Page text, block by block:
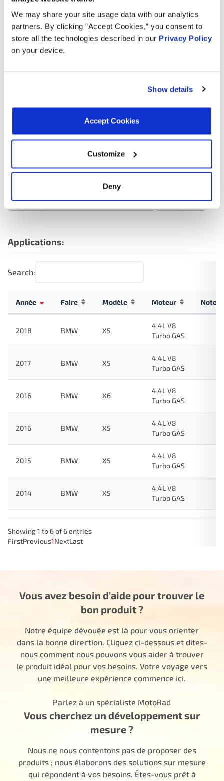
We may share your site usage data with our analytics
partners. By clicking “Accept Cookies,” you consent to
store all the technologies described in our Privacy Policy
on your device.
Show details
Accept Cookies
Customize
Deny
Quantité d'Orifices de Tuyau:
Matériel de montage inclus:Non
Diamètre Extérieur Port 1:0.81 po
Diamètre Extérieur Port 1:20.57 mm
Genre de connecteur:
Quantité de connecteur:
Échangeurs:
BMW 13907636169
IMPORT DIRECT IGNITION 42-00992
MOTORAD CAPS - EVAP EVP0377
SMP (STANDARD MOTOR PRODUCTS) CP882
WVE 2M1567
Applications:
Search:
Année Faire Modèle Moteur Note
2018 BMW X5
4.4L V8
Turbo GAS
2017 BMW X5
4.4L V8
Turbo GAS
2016 BMW X6
4.4L V8
Turbo GAS
2016 BMW X5
4.4L V8
Turbo GAS
2015 BMW X5
4.4L V8
Turbo GAS
2014 BMW X5
4.4L V8
Turbo GAS
Showing 1 to 6 of 6 entries
FirstPrevious1NextLast
Vous avez besoin d’aide pour trouver le
bon produit ?
Notre équipe dévouée est là pour vous orienter
dans la bonne direction. Cliquez ci-dessous et dites-
nous comment nous pouvons vous aider à trouver
le produit idéal pour vos besoins. Votre voyage vers
une meilleure expérience commence ici.
Parlez à un spécialiste MotoRad
Vous cherchez un développement sur
mesure ?
Nous ne nous contentons pas de proposer des
produits ; nous élaborons des solutions sur mesure
qui répondent à vos besoins. Êtes-vous prêt à